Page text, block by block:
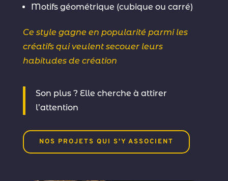
Motifs géométrique (cubique ou carré)
Ce style gagne en popularité parmi les
créatifs qui veulent secouer leurs
habitudes de création
Son plus ? Elle cherche à attirer
l’attention
NOS PROJETS QUI S'Y ASSOCIENT